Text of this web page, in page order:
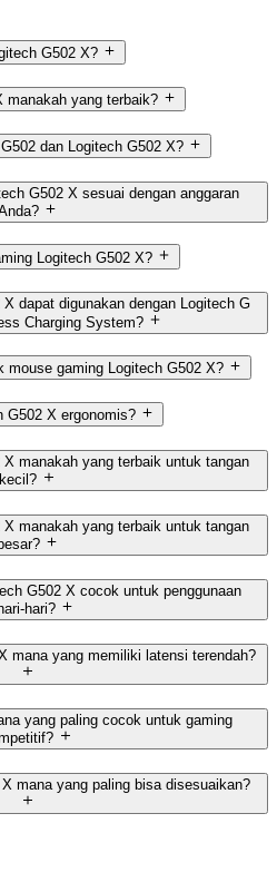
G502 X?
manakah yang terbaik?
dan Logitech G502 X?
G502 X sesuai dengan anggaran
Logitech G502 X?
dapat digunakan dengan Logitech G
Charging System?
mouse gaming Logitech G502 X?
G502 X ergonomis?
manakah yang terbaik untuk tangan
kecil?
manakah yang terbaik untuk tangan
besar?
G502 X cocok untuk penggunaan
hari?
mana yang memiliki latensi terendah?
yang paling cocok untuk gaming
mana yang paling bisa disesuaikan?